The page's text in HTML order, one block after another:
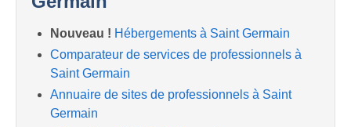
Nouveau ! Hébergements à Saint Germain
Comparateur de services de professionnels à
Saint Germain
Annuaire de sites de professionnels à Saint
Germain